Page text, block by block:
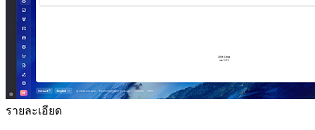
รายละเอียด